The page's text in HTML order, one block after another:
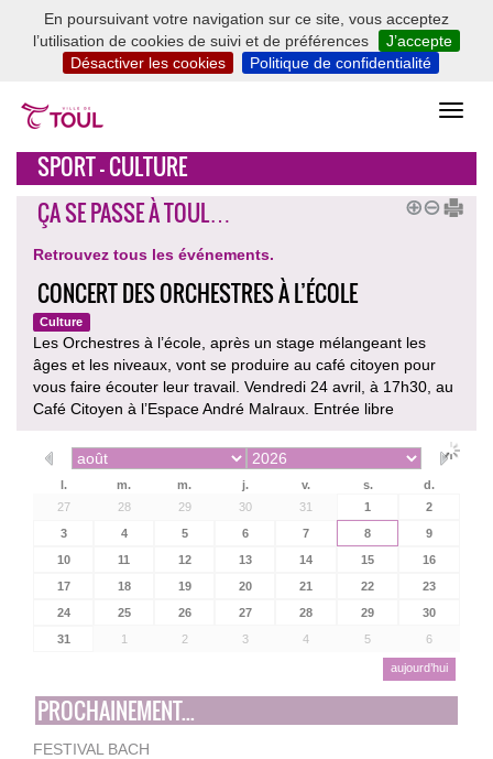
En poursuivant votre navigation sur ce site, vous acceptez
l’utilisation de cookies de suivi et de préférences
J’accepte
Désactiver les cookies
Politique de confidentialité
SPORT - CULTURE
ÇA SE PASSE À TOUL…
Retrouvez tous les événements.
CONCERT DES ORCHESTRES À L’ÉCOLE
Culture
Les Orchestres à l’école, après un stage mélangeant les
âges et les niveaux, vont se produire au café citoyen pour
vous faire écouter leur travail. Vendredi 24 avril, à 17h30, au
Café Citoyen à l’Espace André Malraux. Entrée libre
l. m. m. j. v. s.
d.
27
28 29 30 31 1
2
3
4 5 6 7 8
9
10
11 12 13 14 15
16
17
18 19 20 21 22
23
24
25 26 27 28 29
30
31
1 2 3 4 5 6
aujourd’hui
PROCHAINEMENT...
FESTIVAL BACH